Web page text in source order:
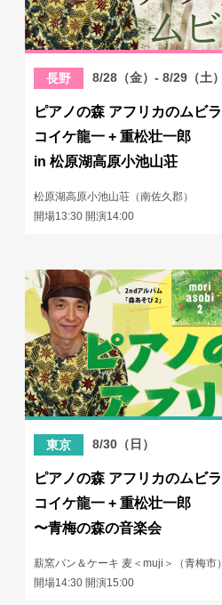
長野 8/28（金）- 8/29（土）
ピアノの森 アフリカのムビラ
コイケ龍一 + 重松壮一郎
in 松原湖高原小池山荘
松原湖高原小池山荘（南佐久郡）
開場13:30 開演14:00
東京 8/30（日）
ピアノの森 アフリカのムビラ
コイケ龍一 + 重松壮一郎
〜青梅の森の音楽会
薪窯パン＆ケーキ 麦＜muji＞（青梅市）
開場14:30 開演15:00